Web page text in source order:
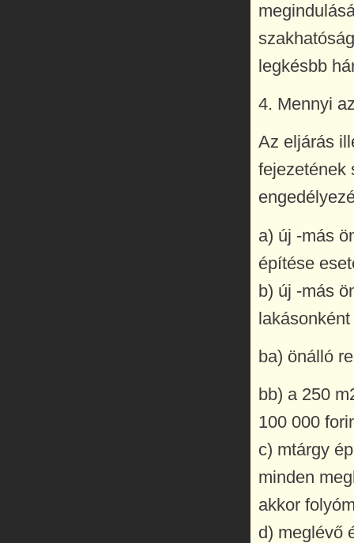
legkésbb
4. Mennyi
Az eljárás
fejezetének
a) új -más
építése
b) új -más
ba) önálló
bb) a 250
100 000
c) mtárgy
minden
akkor
d) meglévő